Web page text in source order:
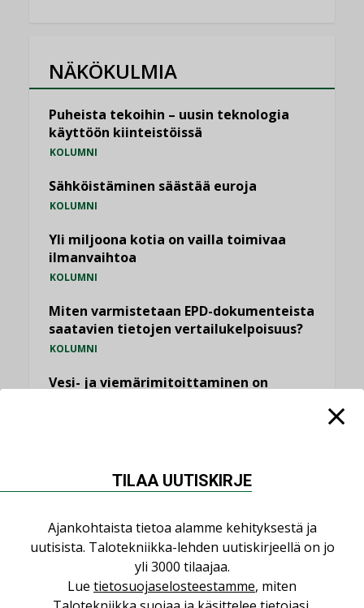
NÄKÖKULMIA
Puheista tekoihin – uusin teknologia
käyttöön kiinteistöissä
KOLUMNI
Sähköistäminen säästää euroja
KOLUMNI
Yli miljoona kotia on vailla toimivaa
ilmanvaihtoa
KOLUMNI
Miten varmistetaan EPD-dokumenteista
saatavien tietojen vertailukelpoisuus?
KOLUMNI
Vesi- ja viemärimitoittaminen on
NIMITYKSET
TILAA UUTISKIRJE
Ajankohtaista tietoa alamme kehityksestä ja
uutisista. Talotekniikka-lehden uutiskirjeellä on jo
yli 3000 tilaajaa.
Lue tietosuojaselosteestamme, miten